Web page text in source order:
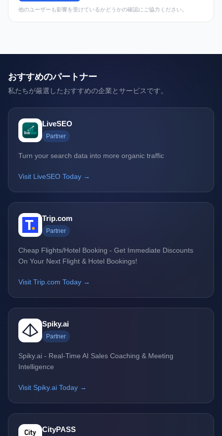
他のユーザーも影響を受けているかどうかの確認にご協力ください。
おすすめのパートナー
私たちが厳選したおすすめの企業とサービスです。
LiveSEO
Partner
Turn your search data into more organic traffic
Visit LiveSEO Today →
Trip.com
Partner
Cheap Flights/Hotel Booking - Get Immediate Discounts
On Your Next Flight & Hotel Bookings!
Visit Trip.com Today →
Spiky.ai
Partner
Spiky.ai - Real-Time AI Sales Coaching & Meeting
Intelligence
Visit Spiky.ai Today →
CityPASS